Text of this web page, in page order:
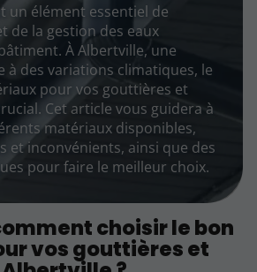
un élément essentiel de
de la gestion des eaux
À Albertville, une
à des variations climatiques, le
pour vos gouttières et
Cet article vous guidera à
matériaux disponibles,
et inconvénients, ainsi que des
pour faire le meilleur choix.
choisir le bon
vos gouttières et